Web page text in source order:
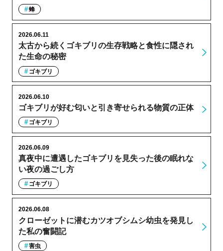
蜂
太古から続くゴキブリの生存戦略と食性に隠され
た生命の秘密
2026.06.11
ゴキブリ
ゴキブリが好む匂いと引き寄せられる物質の正体
2026.06.10
ゴキブリ
真夜中に遭遇したゴキブリを見失った後の眠れな
い夜の過ごし方
2026.06.09
ゴキブリ
クローゼットに潜むカツオブシムシ幼虫を発見し
た私の奮闘記
2026.06.08
害虫